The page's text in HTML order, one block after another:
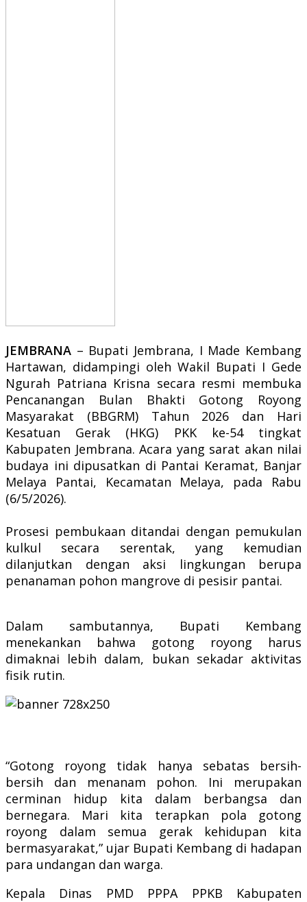
JEMBRANA – Bupati Jembrana, I Made Kembang
Hartawan, didampingi oleh Wakil Bupati I Gede
Ngurah Patriana Krisna secara resmi membuka
Pencanangan Bulan Bhakti Gotong Royong
Masyarakat (BBGRM) Tahun 2026 dan Hari
Kesatuan Gerak (HKG) PKK ke-54 tingkat
Kabupaten Jembrana. Acara yang sarat akan nilai
budaya ini dipusatkan di Pantai Keramat, Banjar
Melaya Pantai, Kecamatan Melaya, pada Rabu
(6/5/2026).
Prosesi pembukaan ditandai dengan pemukulan
kulkul secara serentak, yang kemudian
dilanjutkan dengan aksi lingkungan berupa
penanaman pohon mangrove di pesisir pantai.
​Dalam sambutannya, Bupati Kembang
menekankan bahwa gotong royong harus
dimaknai lebih dalam, bukan sekadar aktivitas
fisik rutin.
“Gotong royong tidak hanya sebatas bersih-
bersih dan menanam pohon. Ini merupakan
cerminan hidup kita dalam berbangsa dan
bernegara. Mari kita terapkan pola gotong
royong dalam semua gerak kehidupan kita
bermasyarakat,” ujar Bupati Kembang di hadapan
para undangan dan warga.
​Kepala Dinas PMD PPPA PPKB Kabupaten